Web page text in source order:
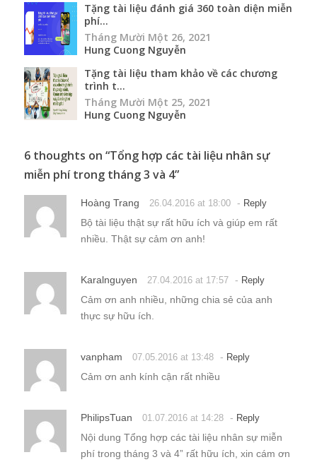
Tặng tài liệu đánh giá 360 toàn diện miễn
phí...
Tháng Mười Một 26, 2021
Hung Cuong Nguyễn
Tặng tài liệu tham khảo về các chương
trình t...
Tháng Mười Một 25, 2021
Hung Cuong Nguyễn
6 thoughts on “Tổng hợp các tài liệu nhân sự
miễn phí trong tháng 3 và 4”
Hoàng Trang 26.04.2016 at 18:00 - Reply
Bộ tài liệu thật sự rất hữu ích và giúp em rất
nhiều. Thật sự cảm ơn anh!
Karalnguyen 27.04.2016 at 17:57 - Reply
Cảm ơn anh nhiều, những chia sẻ của anh
thực sự hữu ích.
vanpham 07.05.2016 at 13:48 - Reply
Cảm ơn anh kính cận rất nhiều
PhilipsTuan 01.07.2016 at 14:28 - Reply
Nội dung Tổng hợp các tài liệu nhân sự miễn
phí trong tháng 3 và 4” rất hữu ích, xin cám ơn